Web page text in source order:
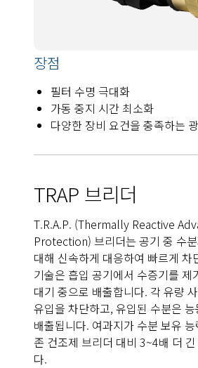
장점
필터 수명 극대화
가동 중지 시간 최소화
다양한 장비 요건을 충족하는
TRAP 브리더
T.R.A.P. (Thermally Reactive
Protection) 브리더는 공기 중 수
대해 신속하게 대응하여 빠르게 차
기술은 흡입 공기에서 수증기를 제
대기 중으로 배출합니다. 각 유량
유입을 차단하고, 유입된 수분은
배출됩니다. 여과지가 수분 보유
존 건조제 브리더 대비 3~4배 더
다.